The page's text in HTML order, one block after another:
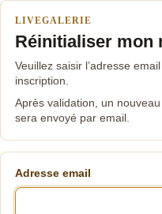
LIVEGALERIE
Réinitialiser mon
Veuillez saisir l’adresse
inscription.
Après validation, un
sera envoyé par email.
Adresse email